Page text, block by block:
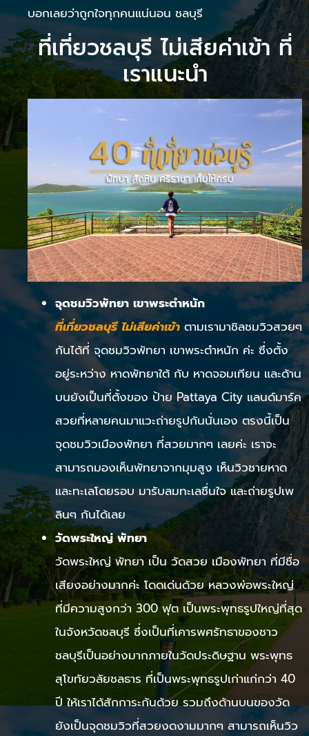
บอกเลยว่าถูกใจทุกคนแน่นอน ชลบุรี
ที่เที่ยวชลบุรี ไม่เสียค่าเข้า ที่
เราแนะนำ
จุดชมวิวพัทยา เขาพระตำหนัก
ที่เที่ยวชลบุรี ไม่เสียค่าเข้า ตามเรามาชิลชมวิวสวยๆ
กันได้ที่ จุดชมวิวพัทยา เขาพระตำหนัก ค่ะ ซึ่งตั้ง
อยู่ระหว่าง หาดพัทยาใต้ กับ หาดจอมเทียน และด้าน
บนยังเป็นที่ตั้งของ ป้าย Pattaya City แลนด์มาร์ค
สวยที่หลายคนมาแวะถ่ายรูปกันนั่นเอง ตรงนี้เป็น
จุดชมวิวเมืองพัทยา ที่สวยมากๆ เลยค่ะ เราจะ
สามารถมองเห็นพัทยาจากมุมสูง เห็นวิวชายหาด
และทะเลโดยรอบ มารับลมทะเลชื่นใจ และถ่ายรูปเพ
ลินๆ กันได้เลย
วัดพระใหญ่ พัทยา
วัดพระใหญ่ พัทยา เป็น วัดสวย เมืองพัทยา ที่มีชื่อ
เสียงอย่างมากค่ะ โดดเด่นด้วย หลวงพ่อพระใหญ่
ที่มีความสูงกว่า 300 ฟุต เป็นพระพุทธรูปใหญ่ที่สุด
ในจังหวัดชลบุรี ซึ่งเป็นที่เคารพศรัทธาของชาว
ชลบุรีเป็นอย่างมากภายในวัดประดิษฐาน พระพุทธ
สุโขทัยวลัยชลธาร ที่เป็นพระพุทธรูปเก่าแก่กว่า 40
ปี ให้เราได้สักการะกันด้วย รวมถึงด้านบนของวัด
ยังเป็นจุดชมวิวที่สวยงดงามมากๆ สามารถเห็นวิว